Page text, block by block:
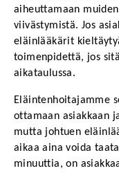
aiheuttamaan
viivästymistä. Jos
eläinlääkärit
toimenpidettä, jos
aikataulussa.
Eläintenhoitajamme
ottamaan asiakkaan
mutta johtuen
aikaa aina voida
minuuttia, on